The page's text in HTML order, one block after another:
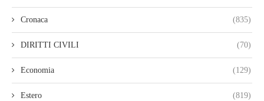
Cronaca (835)
DIRITTI CIVILI (70)
Economia (129)
Estero (819)